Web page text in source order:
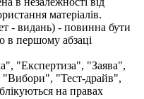
матеріалів.
- видань) - повинна бути
в першому абзаці
"Експертиза", "Заява",
"Тест-драйв",
на правах